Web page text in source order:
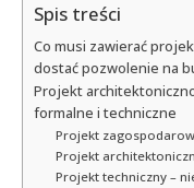
Spis treści
Co musi zawierać
dostać pozwolenie na
Projekt
formalne i techniczne
Projekt
Projekt
Projekt techniczny –